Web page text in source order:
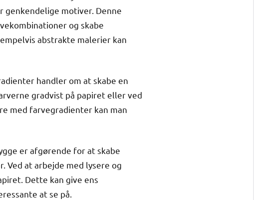
motiver. Denne
og skabe
abstrakte malerier kan
handler om at skabe en
gradvist på papiret eller ved
med farvegradienter kan man
er afgørende for at skabe
Ved at arbejde med lysere og
Dette kan give ens
at se på.